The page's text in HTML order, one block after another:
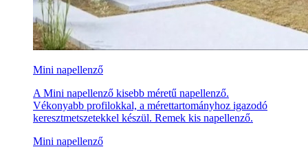
Mini napellenző
A Mini napellenző kisebb méretű napellenző.
Vékonyabb profilokkal, a mérettartományhoz igazodó
keresztmetszetekkel készül. Remek kis napellenző.
Mini napellenző